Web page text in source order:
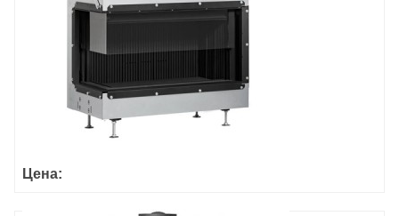
Цена: